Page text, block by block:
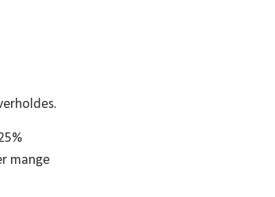
mange